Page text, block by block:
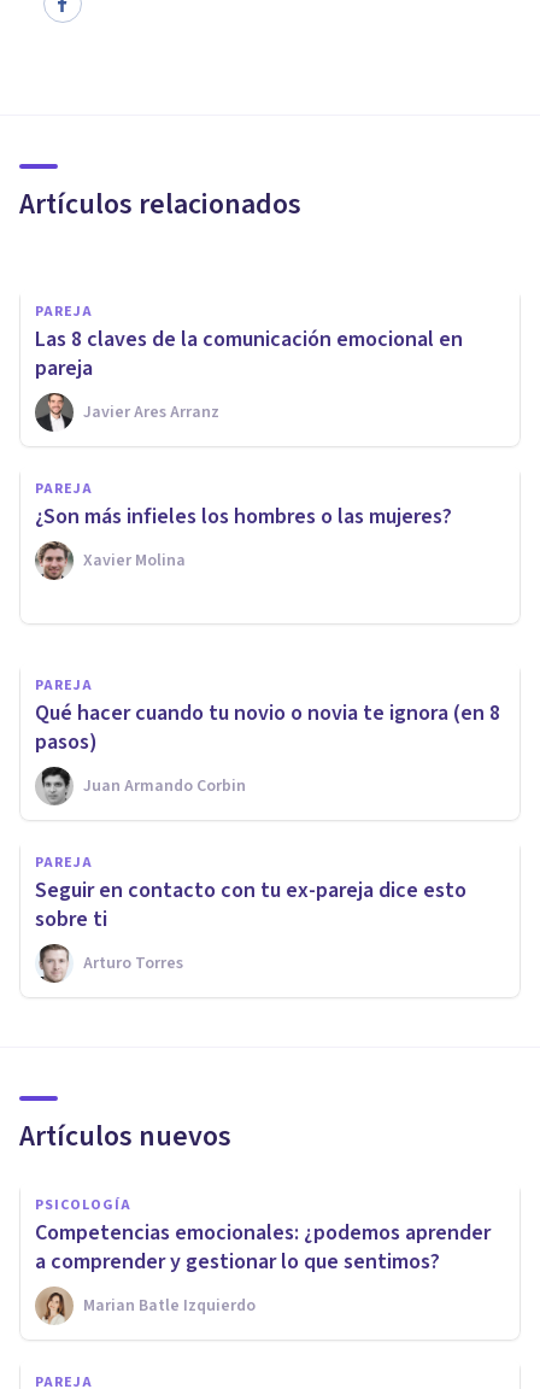
Artículos relacionados
cuentan
PAREJA
Las 8 claves de la comunicación emocional en
pareja
Javier Ares Arranz
PAREJA
¿Son más infieles los hombres o las mujeres?
Xavier Molina
3 causas de la falta de deseo
sexual
PAREJA
Qué hacer cuando tu novio o novia te ignora (en 8
pasos)
Juan Armando Corbin
PAREJA
Seguir en contacto con tu ex-pareja dice esto
sobre ti
Arturo Torres
Artículos nuevos
PSICOLOGÍA
Competencias emocionales: ¿podemos aprender
a comprender y gestionar lo que sentimos?
Marian Batle Izquierdo
PAREJA